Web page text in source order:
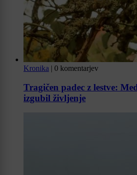
Kronika | 0 komentarjev
Tragičen padec z lestve:
izgubil življenje